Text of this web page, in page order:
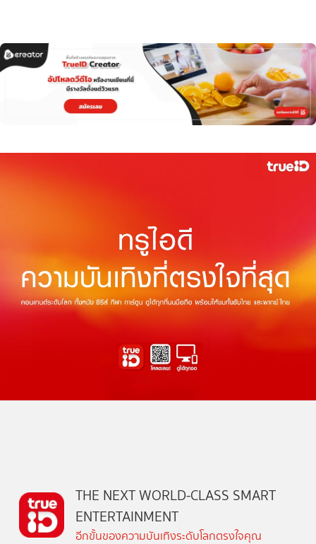
THE NEXT WORLD-CLASS SMART
ENTERTAINMENT
อีกขั้นของความบันเทิงระดับโลกตรงใจคุณ